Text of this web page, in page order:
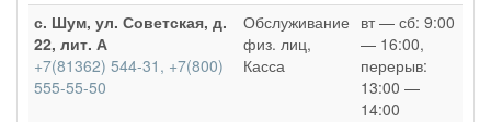
с. Шум, ул. Советская, д.
22, лит. А
+7(81362) 544-31, +7(800)
555-55-50
Обслуживание
физ. лиц,
Касса
вт — сб: 9:00
— 16:00,
перерыв:
13:00 —
14:00